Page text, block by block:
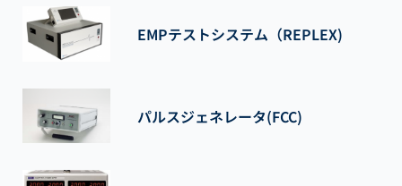
EMPテストシステム（REPLEX)
パルスジェネレータ(FCC)